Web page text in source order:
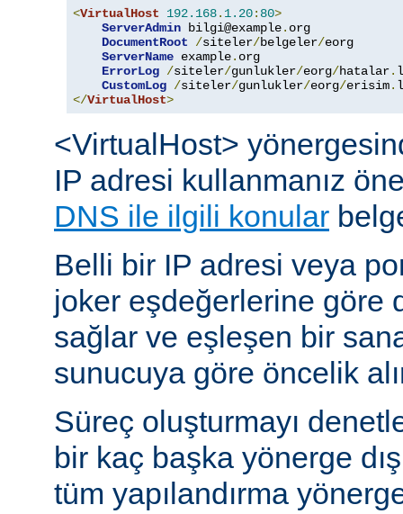
<VirtualHost 192.168. 1.20: 80>
ServerAdmin bilgi@example. org
DocumentRoot
/siteler/belgeler/eorg
ServerName example. org
ErrorLog /siteler/gunlukler/eorg/hatalar.
CustomLog /siteler/gunlukler/eorg/erisim.
</VirtualHost>
<VirtualHost>
IP adresi kullanmanız
DNS ile ilgili konular
Belli bir IP adresi veya
joker eşdeğerlerine göre
sağlar ve eşleşen bir
sunucuya göre öncelik
Süreç oluşturmayı
bir kaç başka yönerge
tüm yapılandırma